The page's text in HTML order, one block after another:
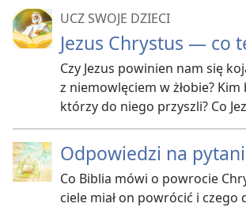
UCZ SWOJE DZIECI
Jezus Chrystus — co
Czy Jezus powinien nam się
z niemowlęciem w żłobie?
którzy do niego przyszli? Co
Odpowiedzi na
Co Biblia mówi o powrocie
ciele miał on powrócić i czego